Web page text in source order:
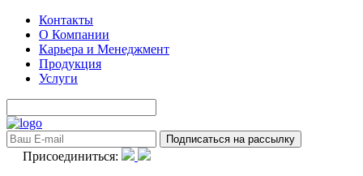
Контакты
О Компании
Карьера и Менеджмент
Продукция
Услуги
Присоединиться: